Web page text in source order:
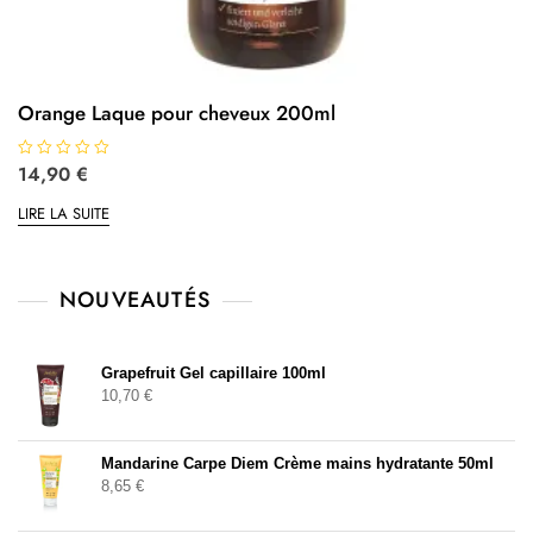
Orange Laque pour cheveux 200ml
N
o
e
0
14,90 €
LIRE LA SUITE
NOUVEAUTÉS
Grapefruit Gel capillaire 100ml
10,70 €
Mandarine Carpe Diem Crème mains hydratante 50ml
8,65 €